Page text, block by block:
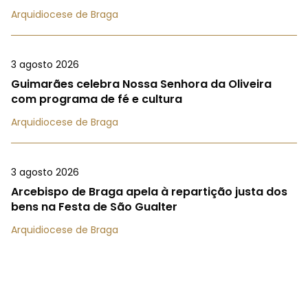
Arquidiocese de Braga
3 agosto 2026
Guimarães celebra Nossa Senhora da Oliveira
com programa de fé e cultura
Arquidiocese de Braga
3 agosto 2026
Arcebispo de Braga apela à repartição justa dos
bens na Festa de São Gualter
Arquidiocese de Braga